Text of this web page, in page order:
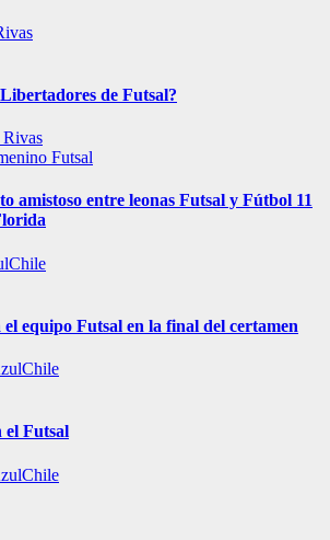
de Futsal?
Rivas
Futsal
amistoso entre leonas Futsal y Fútbol 11
equipo Futsal en la final del certamen
el Futsal